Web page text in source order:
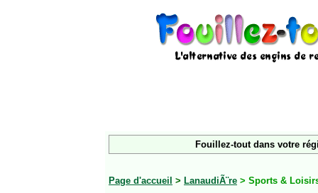
Fouillez-tout dans votre
Page d'accueil > LanaudiÃ¨re > Sports &